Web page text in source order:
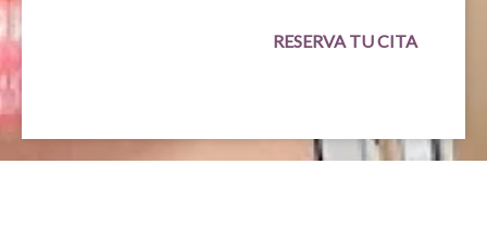
RESERVA TU CITA